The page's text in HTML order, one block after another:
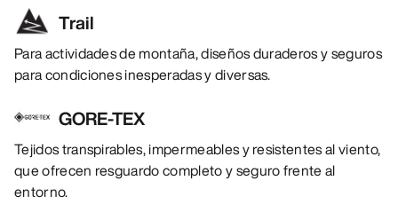
Trail
Para actividades de montaña, diseños duraderos y seguros
para condiciones inesperadas y diversas.
GORE-TEX
Tejidos transpirables, impermeables y resistentes al viento,
que ofrecen resguardo completo y seguro frente al
entorno.